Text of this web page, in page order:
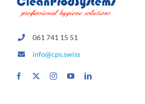
061 741 15 51
info@cps.swiss